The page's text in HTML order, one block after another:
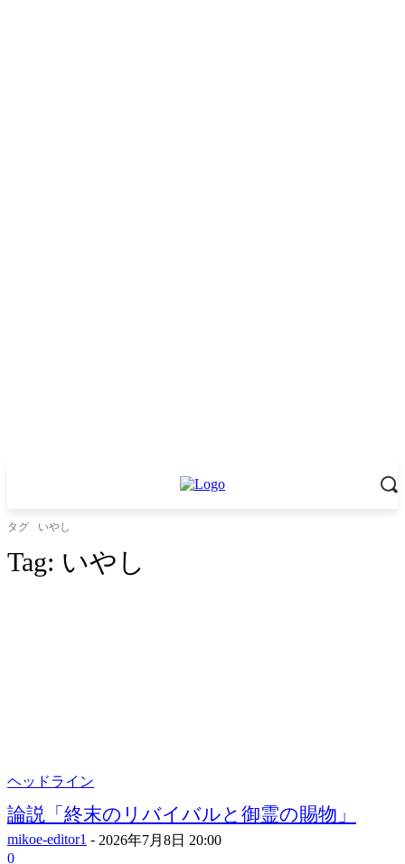
タグ いやし
Tag: いやし
ヘッドライン
論説「終末のリバイバルと御霊の賜物」
mikoe-editor1 - 2026年7月8日 20:00
0